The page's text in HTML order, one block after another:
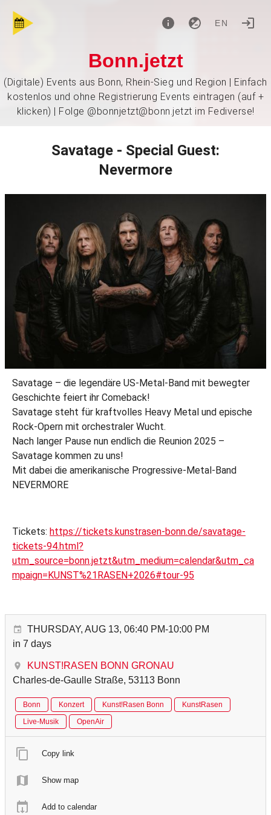
EN
Bonn.jetzt
(Digitale) Events aus Bonn, Rhein-Sieg und Region | Einfach
kostenlos und ohne Registrierung Events eintragen (auf +
klicken) | Folge @bonnjetzt@bonn.jetzt im Fediverse!
Savatage - Special Guest:
Nevermore
Savatage – die legendäre US-Metal-Band mit bewegter
Geschichte feiert ihr Comeback!
Savatage steht für kraftvolles Heavy Metal und epische
Rock-Opern mit orchestraler Wucht.
Nach langer Pause nun endlich die Reunion 2025 –
Savatage kommen zu uns!
Mit dabei die amerikanische Progressive-Metal-Band
NEVERMORE
Tickets: https://tickets.kunstrasen-bonn.de/savatage-
tickets-94.html?
utm_source=bonn.jetzt&utm_medium=calendar&utm_ca
mpaign=KUNST%21RASEN+2026#tour-95
THURSDAY, AUG 13, 06:40 PM-10:00 PM
in 7 days
KUNST!RASEN BONN GRONAU
Charles-de-Gaulle Straße, 53113 Bonn
Bonn Konzert Kunst!Rasen Bonn
KunstRasen
Live-Musik
OpenAir
Copy link
Show map
Add to calendar